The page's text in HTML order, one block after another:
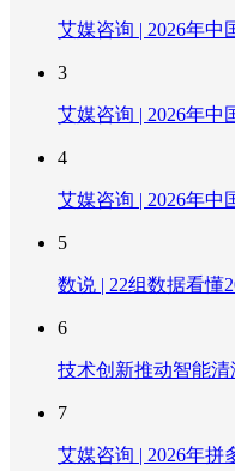
艾媒咨询 | 2026年中
3
艾媒咨询 | 2026年
4
艾媒咨询 | 2026年
5
数说 | 22组数据看懂
6
技术创新推动智能
7
艾媒咨询 | 2026年